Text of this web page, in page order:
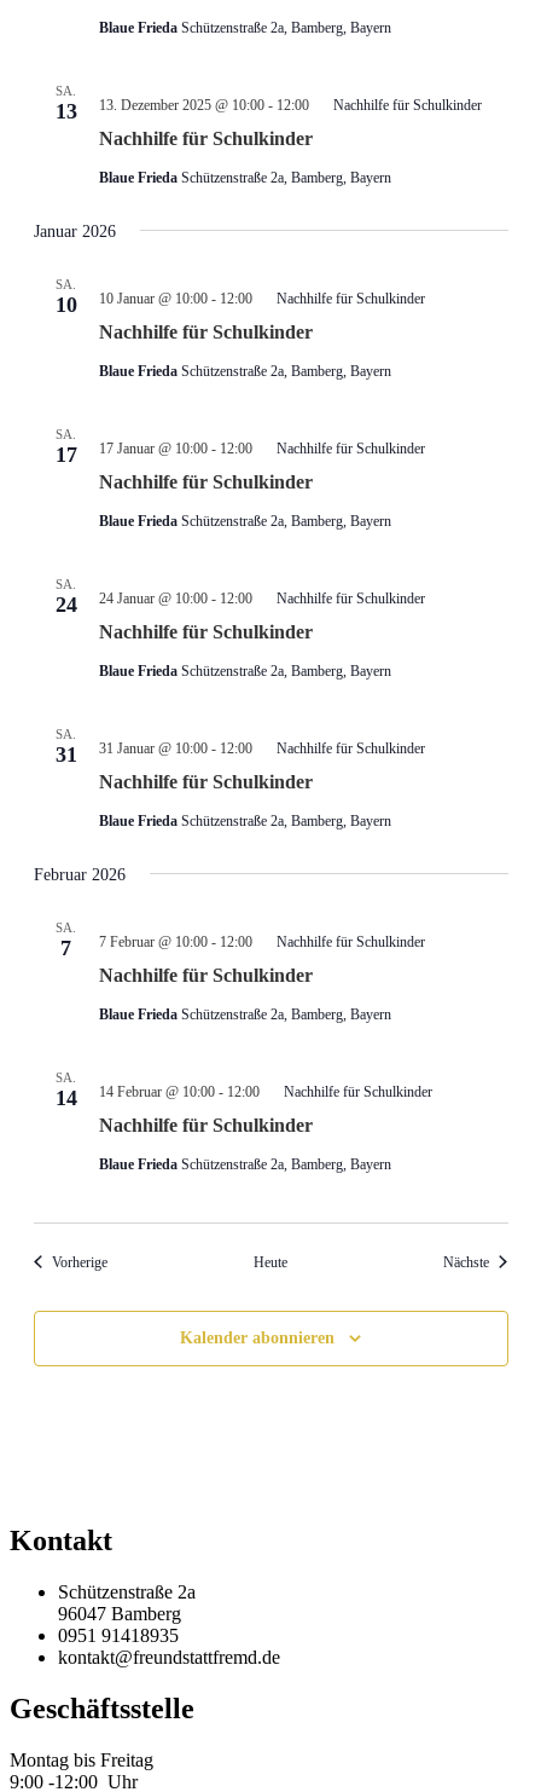
Blaue Frieda Schützenstraße 2a, Bamberg, Bayern
SA.
13
Nachhilfe für Schulkinder
13. Dezember 2025 @ 10:00- 12:00 Nachhilfe für Schulkinder
Blaue Frieda Schützenstraße 2a, Bamberg, Bayern
Januar 2026
SA.
10
Nachhilfe für Schulkinder
10 Januar @ 10:00- 12:00 Nachhilfe für Schulkinder
Blaue Frieda Schützenstraße 2a, Bamberg, Bayern
SA.
17
Nachhilfe für Schulkinder
17 Januar @ 10:00- 12:00 Nachhilfe für Schulkinder
Blaue Frieda Schützenstraße 2a, Bamberg, Bayern
SA.
24
Nachhilfe für Schulkinder
24 Januar @ 10:00- 12:00 Nachhilfe für Schulkinder
Blaue Frieda Schützenstraße 2a, Bamberg, Bayern
SA.
31
Nachhilfe für Schulkinder
31 Januar @ 10:00- 12:00 Nachhilfe für Schulkinder
Blaue Frieda Schützenstraße 2a, Bamberg, Bayern
Februar 2026
SA.
7
Nachhilfe für Schulkinder
7 Februar @ 10:00- 12:00 Nachhilfe für Schulkinder
Blaue Frieda Schützenstraße 2a, Bamberg, Bayern
SA.
14
Nachhilfe für Schulkinder
14 Februar @ 10:00- 12:00 Nachhilfe für Schulkinder
Blaue Frieda Schützenstraße 2a, Bamberg, Bayern
VorherigeVeranstaltungen Heute Nächste
Kalender abonnieren
Kontakt
Schützenstraße 2a
96047 Bamberg
0951 91418935
kontakt@freundstattfremd.de
Geschäftsstelle
Montag bis Freitag
9:00 -12:00 Uhr